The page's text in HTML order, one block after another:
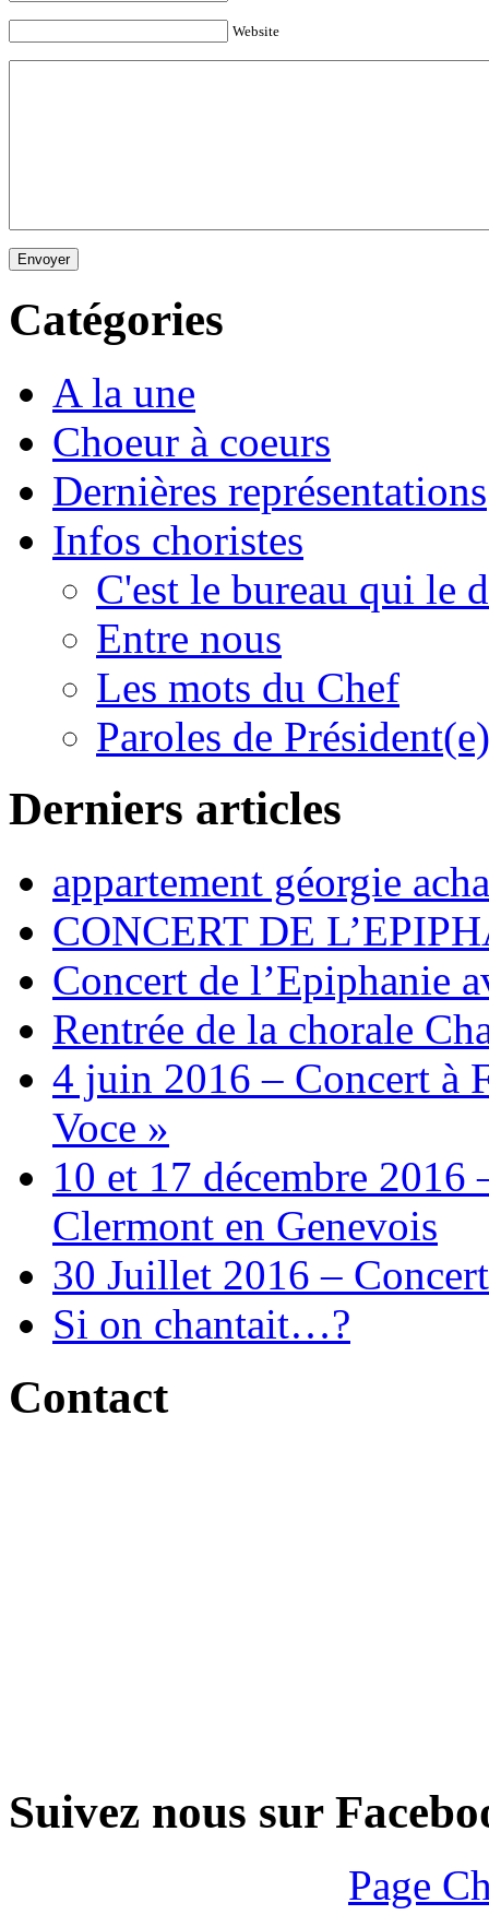
Website
Envoyer
Catégories
A la une
Choeur à coeurs
Dernières représentations
Infos choristes
C'est le bureau qui le
Entre nous
Les mots du Chef
Paroles de Président(e)
Derniers articles
appartement géorgie
CONCERT DE
Concert de l’Epiphanie
Rentrée de la chorale
4 juin 2016 – Concert à
Voce »
10 et 17 décembre
Clermont en Genevois
30 Juillet 2016 –
Si on chantait…?
Contact
Suivez nous sur
Page